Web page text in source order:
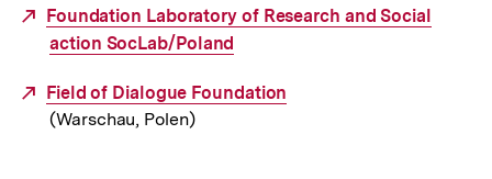
Externer
Link:
Foundation Laboratory of Research and Social
action SocLab/Poland
Externer
Link:
Field of Dialogue Foundation
(Warschau, Polen)